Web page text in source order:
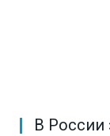
В России